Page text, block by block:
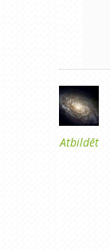
Atbildēt